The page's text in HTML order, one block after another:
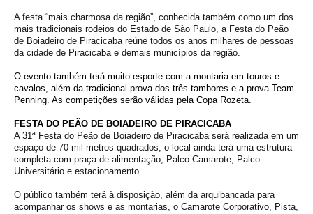
A festa “mais charmosa da região”, conhecida também como um dos
mais tradicionais rodeios do Estado de São Paulo, a Festa do Peão
de Boiadeiro de Piracicaba reúne todos os anos milhares de pessoas
da cidade de Piracicaba e demais municípios da região.
O evento também terá muito esporte com a montaria em touros e
cavalos, além da tradicional prova dos três tambores e a prova Team
Penning. As competições serão válidas pela Copa Rozeta.
FESTA DO PEÃO DE BOIADEIRO DE PIRACICABA
A 31ª Festa do Peão de Boiadeiro de Piracicaba será realizada em um
espaço de 70 mil metros quadrados, o local ainda terá uma estrutura
completa com praça de alimentação, Palco Camarote, Palco
Universitário e estacionamento.
O público também terá à disposição, além da arquibancada para
acompanhar os shows e as montarias, o Camarote Corporativo, Pista,